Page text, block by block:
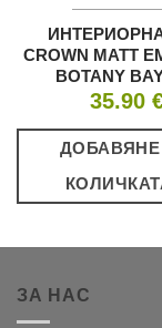
CROWN MATT
BOTANY
35.90
ДОБАВЯНЕ
ЗА НАС